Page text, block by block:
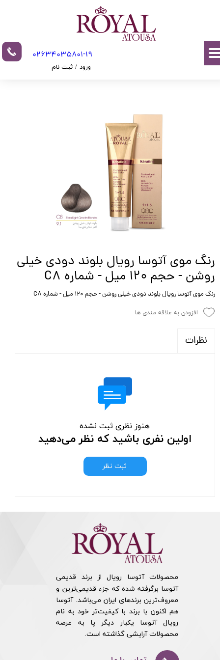
02634035801-19​​​​​​​​​​​​​​
ورود / ثبت نام
تغییر گذر واژه
سفارشات
رنگ موی آتوسا رویال بلوند دودی خیلی
روشن - حجم ۱۲۰ میل - شماره C8
رنگ موی آتوسا رویال بلوند دودی خیلی روشن - حجم ۱۲۰ میل - شماره C8
افزودن به علاقه مندی ها
نظرات
هنوز نظری ثبت نشده
اولین نفری باشید که نظر می‌دهید
ثبت نظر
محصولات آتوسا رویال از برند قدیمی
آتوسا برگرفته شده که جزء قدیمی‌ترین و
معروف‌ترین برندهای ایران می‌باشد. آتوسا
هم اکنون با برند با کیفیت‌تر خود به نام
رویال آتوسا یکبار دیگر پا به عرصه
محصولات آرایشی گذاشته است.​​​​​​​